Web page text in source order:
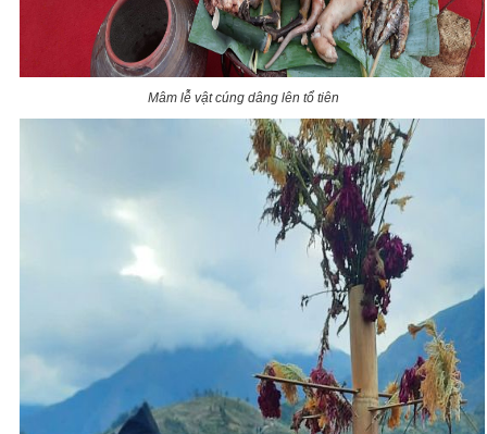
Mâm lễ vật cúng dâng lên tổ tiên